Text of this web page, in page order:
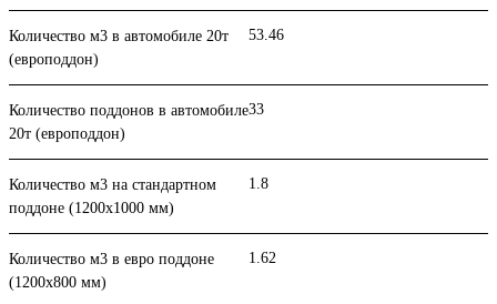
Количество м3 в автомобиле 20т
(европоддон)
53.46
Количество поддонов в автомобиле
20т (европоддон)
33
Количество м3 на стандартном
поддоне (1200x1000 мм)
1.8
Количество м3 в евро поддоне
(1200x800 мм)
1.62